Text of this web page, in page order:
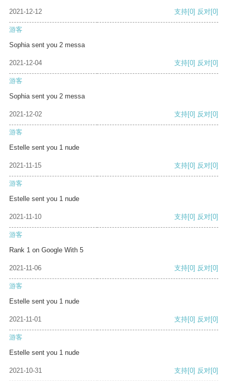
2021-12-12 支持[0] 反对[0]
游客
Sophia sent you 2 messa
2021-12-04 支持[0] 反对[0]
游客
Sophia sent you 2 messa
2021-12-02 支持[0] 反对[0]
游客
Estelle sent you 1 nude
2021-11-15 支持[0] 反对[0]
游客
Estelle sent you 1 nude
2021-11-10 支持[0] 反对[0]
游客
Rank 1 on Google With 5
2021-11-06 支持[0] 反对[0]
游客
Estelle sent you 1 nude
2021-11-01 支持[0] 反对[0]
游客
Estelle sent you 1 nude
2021-10-31 支持[0] 反对[0]